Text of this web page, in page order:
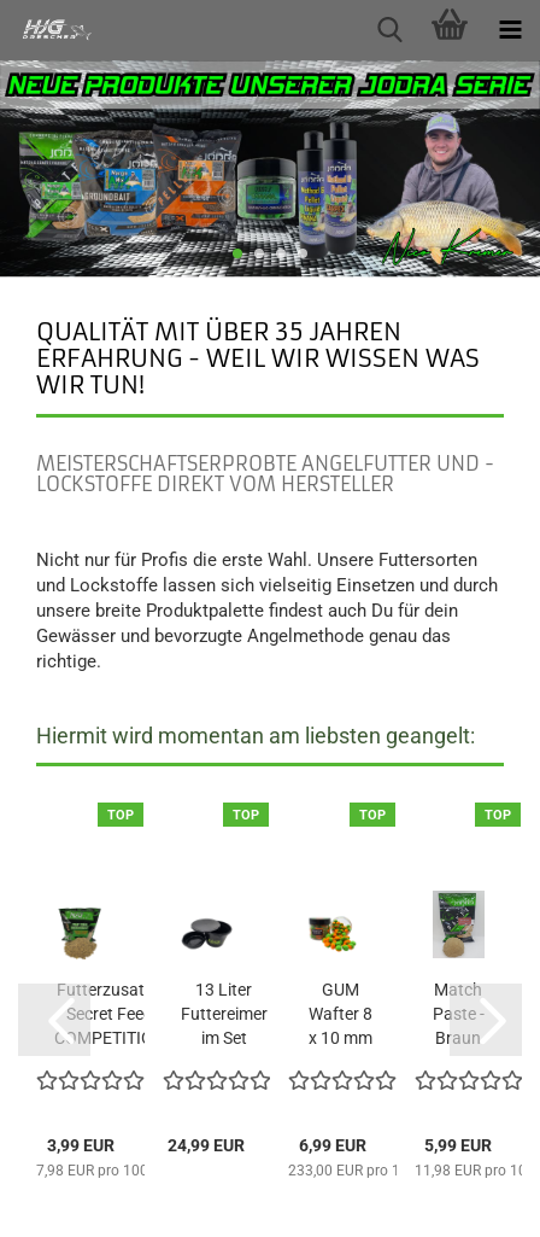
QUALITÄT MIT ÜBER 35 JAHREN
ERFAHRUNG - WEIL WIR WISSEN WAS
WIR TUN!
MEISTERSCHAFTSERPROBTE ANGELFUTTER UND ­
LOCKSTOFFE DIREKT VOM HERSTELLER
Nicht nur für Profis die erste Wahl. Unsere Futtersorten
und Lockstoffe lassen sich vielseitig Einsetzen und durch
unsere breite Produktpalette findest auch Du für dein
Gewässer und bevorzugte Angelmethode genau das
richtige.
Hiermit wird momentan am liebsten geangelt:
1000 Gramm
TOP
Futterzusatz TK
Secret Feeder
COMPETITION...
3,99 EUR
7,98 EUR pro 1000 Gramm
TOP
13 Liter
Futtereimer
im Set
24,99 EUR
TOP
GUM
Wafter 8
x 10 mm
/ GREEN
6,99 EUR
233,00 EUR pro 1000 Gramm
TOP
Match
Paste -
Braun
5,99 EUR
11,98 EUR pro